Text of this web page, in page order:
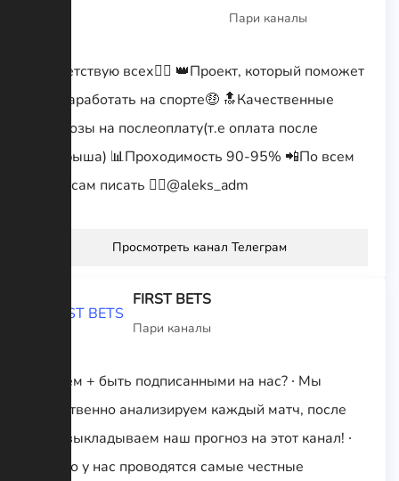
Пари каналы
Приветствую всех✋🏼 👑Проект, который поможет
вам заработать на спорте🤑 🔝Качественные
прогнозы на послеоплату(т.е оплата после
выигрыша) 📊Проходимость 90-95% 📲По всем
вопросам писать 👉🏽@aleks_adm
Просмотреть канал Телеграм
FIRST BETS
Пари каналы
✅В чем + быть подписанными на нас? ∙ Мы
качественно анализируем каждый матч, после
чего выкладываем наш прогноз на этот канал! ∙
Только у нас проводятся самые честные